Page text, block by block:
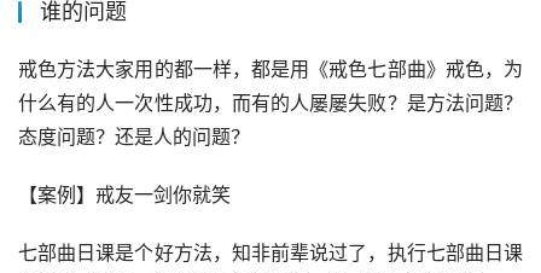
谁的问题
戒色方法大家用的都一样，都是用《戒色七部曲》戒色，为
什么有的人一次性成功，而有的人屡屡失败？是方法问题？
态度问题？还是人的问题？
【案例】戒友一剑你就笑
七部曲日课是个好方法，知非前辈说过了，执行七部曲日课